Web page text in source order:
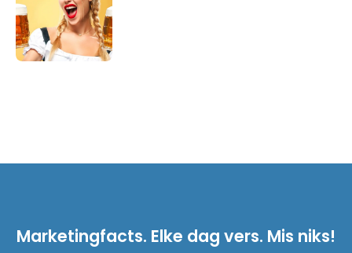
Marketingfacts. Elke dag vers. Mis niks!